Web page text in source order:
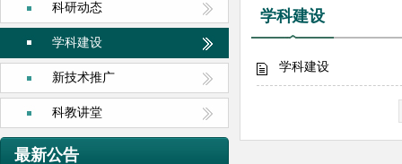
科研动态
学科建设
新技术推广
科教讲堂
最新公告
学科建设
学科建设